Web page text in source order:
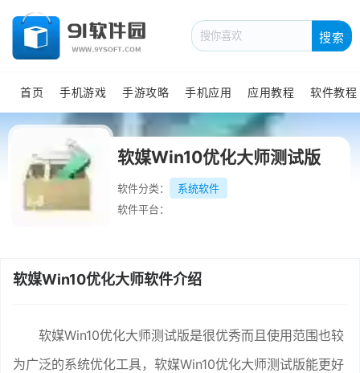
搜索
首页 手机游戏 手游攻略 手机应用 应用教程 软件教程
软媒Win10优化大师测试版
软件分类：
系统软件
软件平台：
软媒Win10优化大师软件介绍
软媒Win10优化大师测试版是很优秀而且使用范围也较
为广泛的系统优化工具，软媒Win10优化大师测试版能更好